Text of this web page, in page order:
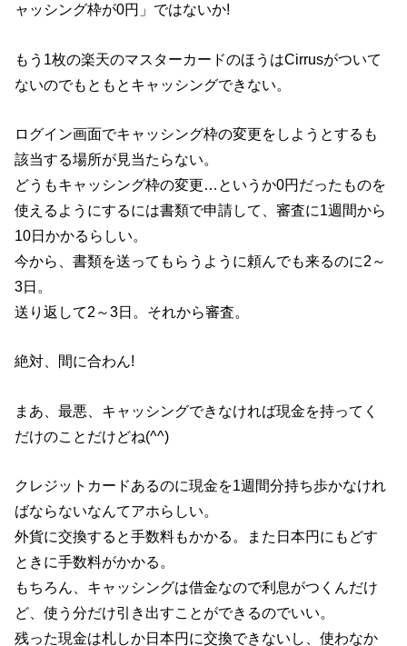
ャッシング枠が0円」ではないか!
もう1枚の楽天のマスターカードのほうはCirrusがついて
ないのでもともとキャッシングできない。
ログイン画面でキャッシング枠の変更をしようとするも
該当する場所が見当たらない。
どうもキャッシング枠の変更…というか0円だったものを
使えるようにするには書類で申請して、審査に1週間から
10日かかるらしい。
今から、書類を送ってもらうように頼んでも来るのに2～
3日。
送り返して2～3日。それから審査。
絶対、間に合わん!
まあ、最悪、キャッシングできなければ現金を持ってく
だけのことだけどね(^^)
クレジットカードあるのに現金を1週間分持ち歩かなけれ
ばならないなんてアホらしい。
外貨に交換すると手数料もかかる。また日本円にもどす
ときに手数料がかかる。
もちろん、キャッシングは借金なので利息がつくんだけ
ど、使う分だけ引き出すことができるのでいい。
残った現金は札しか日本円に交換できないし、使わなか